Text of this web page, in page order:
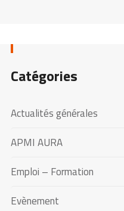
Catégories
Actualités générales
APMI AURA
Emploi – Formation
Evènement